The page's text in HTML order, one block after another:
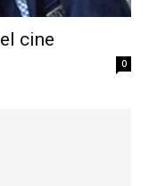
cine
0